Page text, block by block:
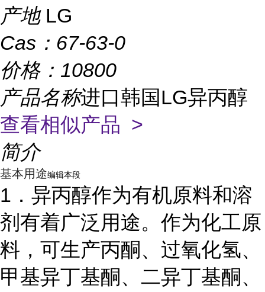
产地 LG
Cas： 67-63-0
价格： 10800
产品名称进口韩国LG异丙醇
查看相似产品 >
简介
基本用途编辑本段
1．异丙醇作为有机原料和溶
剂有着广泛用途。作为化工原
料，可生产丙酮、过氧化氢、
甲基异丁基酮、二异丁基酮、